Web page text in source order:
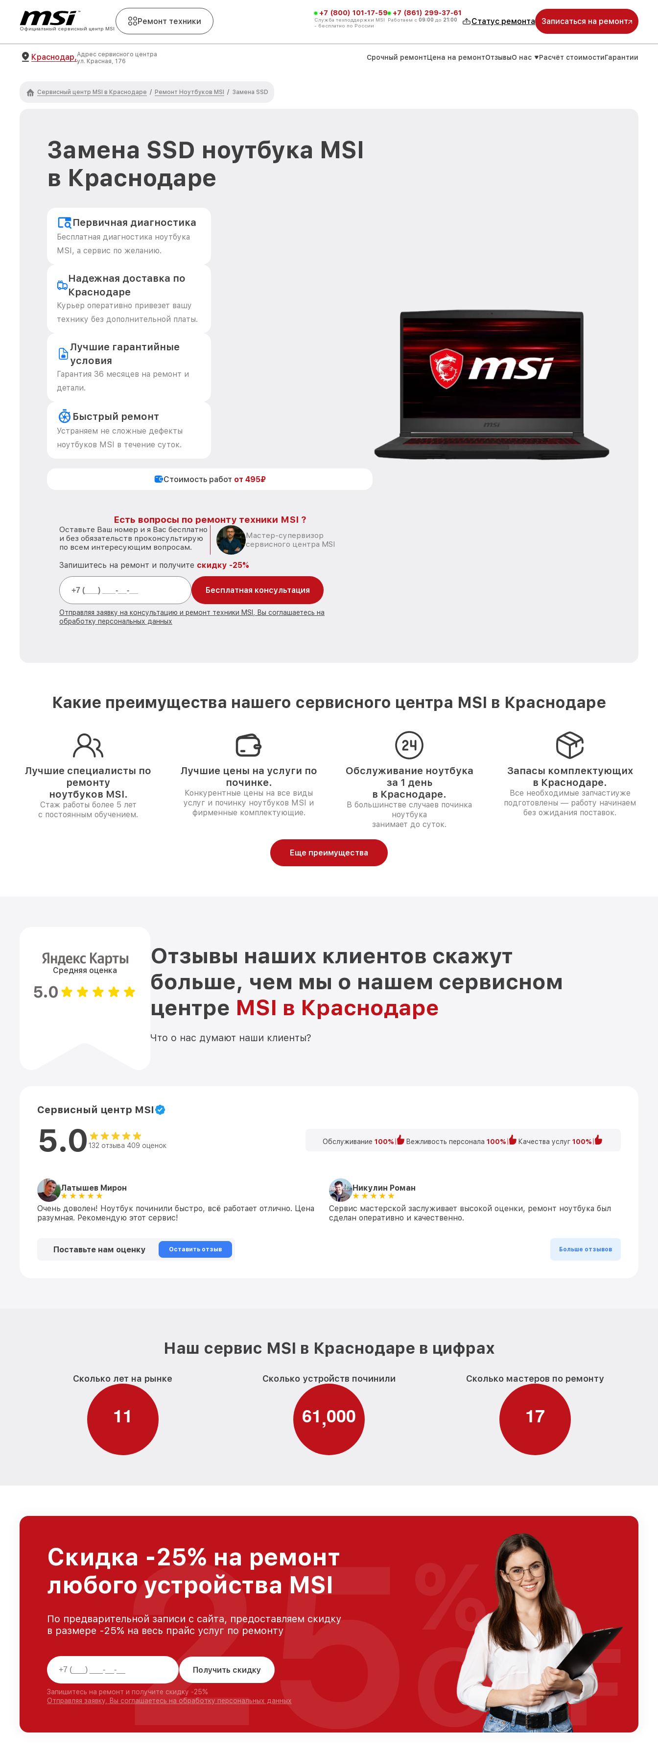
Официальный сервисный центр MSI
Ремонт техники
+7 (800) 101-17-59
Служба техподдержки MSI
- бесплатно по России
+7 (861) 299-37-61
Работаем с 09:00 до 21:00 Статус ремонта Записаться на ремонт
Краснодар,Адрес сервисного центра
ул. Красная, 176
Срочный ремонтЦена на ремонтОтзывыО нас Расчёт стоимостиГарантии
Сервисный центр MSI в Краснодаре / Ремонт Ноутбуков MSI / Замена SSD
Замена SSD ноутбука MSI
в Краснодаре
Первичная диагностика
Бесплатная диагностика ноутбука
MSI, а сервис по желанию.
Надежная доставка по
Краснодаре
Курьер оперативно привезет вашу
технику без дополнительной платы.
Лучшие гарантийные
условия
Гарантия 36 месяцев на ремонт и
детали.
Быстрый ремонт
Устраняем не сложные дефекты
ноутбуков MSI в течение суток.
Стоимость работ от 495₽
Есть вопросы по ремонту техники MSI ?
Оставьте Ваш номер и я Вас бесплатно
и без обязательств проконсультирую
по всем интересующим вопросам.
Мастер-супервизор
сервисного центра MSI
Запишитесь на ремонт и получите скидку -25%
Бесплатная консультация
Отправляя заявку на консультацию и ремонт техники MSI, Вы соглашаетесь на
обработку персональных данных
Какие преимущества нашего сервисного центра MSI в Краснодаре
Лучшие специалисты по
ремонту
ноутбуков MSI.
Стаж работы более 5 лет
с постоянным обучением.
Лучшие цены на услуги по
починке.
Конкурентные цены на все виды
услуг и починку ноутбуков MSI и
фирменные комплектующие.
Обслуживание ноутбука
за 1 день
в Краснодаре.
В большинстве случаев починка
ноутбука
занимает до суток.
Запасы комплектующих
в Краснодаре.
Все необходимые запчастиуже
подготовлены — работу начинаем
без ожидания поставок.
Еще преимущества
Средняя оценка
5.0
Отзывы наших клиентов скажут
больше, чем мы о нашем сервисном
центре MSI в Краснодаре
Что о нас думают наши клиенты?
Сервисный центр MSI
5.0 132 отзыва 409 оценок Обслуживание 100% Вежливость персонала 100% Качества услуг 100%
Латышев Мирон
Очень доволен! Ноутбук починили быстро, всё работает отлично. Цена
разумная. Рекомендую этот сервис!
Никулин Роман
Сервис мастерской заслуживает высокой оценки, ремонт ноутбука был
сделан оперативно и качественно.
Поставьте нам оценку Оставить отзыв Больше отзывов
Наш сервис MSI в Краснодаре в цифрах
Сколько лет на рынке
11
Сколько устройств починили
61,000
Сколько мастеров по ремонту
17
Скидка -25% на ремонт
любого устройства MSI
По предварительной записи с сайта, предоставляем скидку
в размере -25% на весь прайс услуг по ремонту
Получить скидку
Запишитесь на ремонт и получите скидку -25%
Отправляя заявку, Вы соглашаетесь на обработку персональных данных
25 %
OFF